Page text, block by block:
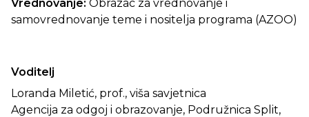
Vrednovanje: Obrazac za vrednovanje i
samovrednovanje teme i nositelja programa (AZOO)
Voditelj
Loranda Miletić, prof., viša savjetnica
Agencija za odgoj i obrazovanje, Podružnica Split,